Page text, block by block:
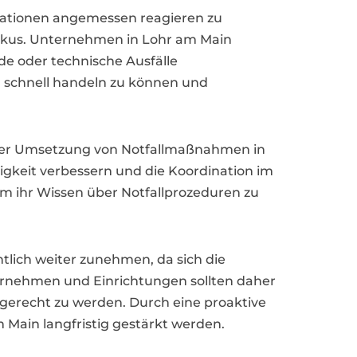
angemessen reagieren zu
Unternehmen in Lohr am Main
oder technische Ausfälle
handeln zu können und
Umsetzung von Notfallmaßnahmen in
verbessern und die Koordination im
ihr Wissen über Notfallprozeduren zu
weiter zunehmen, da sich die
und Einrichtungen sollten daher
zu werden. Durch eine proaktive
Main langfristig gestärkt werden.